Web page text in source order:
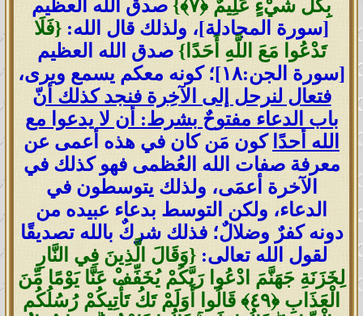
بِكُلِّ شَيْءٍ عَلِيمٌ ‎﴿٧﴾‏}
صدق الله العظيم
[سورة المجادلة]، ولذلك قال الله: {فَلَا
تَدْعُوا مَعَ اللَّهِ أَحَدًا}صدق الله العظيم
[سورة الجن:١٨]؛ كونه معكم يسمع ويرى،
فتعال لنرحل إلى الآخِرة فنجد كذلك أنّ
باب الدعاء مفتوحٌ بشرط: أن لا يدعوا مع
الله أحدًا كون مَن كان في هذه أعمى عن
معرفة صفات الله العُظمى فهو كذلك في
الآخرة أعمَى، ولذلك يتوسطون في
الدعاء، ولكن التوسط بدعاء عبيده من
دونه كفرٌ وضلالٌ؛ فذلك شركٌ بالله تصديقًا
لقول الله تعالى:{وَقَالَ الَّذِينَ فِي النَّارِ
لِخَزَنَةِ جَهَنَّمَ ادْعُوا رَبَّكُمْ يُخَفِّفْ عَنَّا يَوْمًا مِّنَ
الْعَذَابِ ‎﴿٤٩﴾‏‏ قَالُوا أَوَلَمْ تَكُ تَأْتِيكُمْ رُسُلُكُم